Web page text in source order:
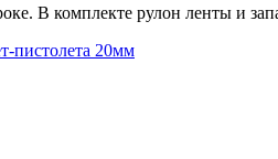
В комплекте рулон ленты и
пистолета 20мм